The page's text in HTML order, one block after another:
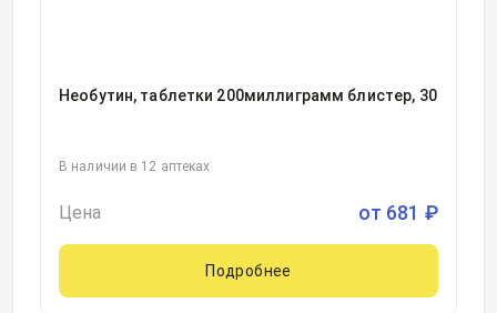
Необутин, таблетки 200миллиграмм блистер, 30
В наличии в 12 аптеках
Цена от 681 ₽
Подробнее